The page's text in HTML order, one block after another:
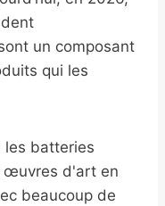
un composant
qui les
les batteries
œuvres d'art en
beaucoup de